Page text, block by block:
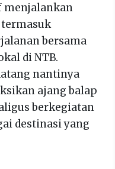
menjalankan
bersama
di NTB.
nantinya
ajang balap
berkegiatan
destinasi yang